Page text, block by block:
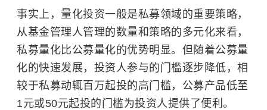
事实上，量化投资一般是私募领域的重要策略，
从基金管理人管理的数量和策略的多元化来看，
私募量化比公募量化的优势明显。但随着公募量
化的快速发展，投资人参与的门槛逐步降低，相
较于私募动辄百万起投的高门槛，公募产品低至
1元或50元起投的门槛为投资人提供了便利。